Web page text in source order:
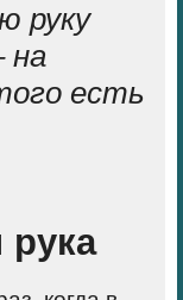
руку
на
есть
рука